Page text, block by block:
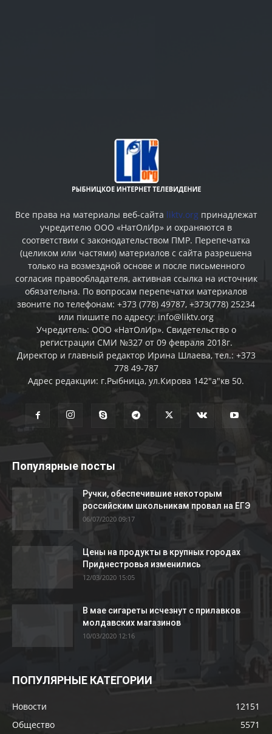
Все права на материалы веб-сайта liktv.org принадлежат
учредителю ООО «НатОлИр» и охраняются в
соответствии с законодательством ПМР. Перепечатка
(целиком или частями) материалов c сайта разрешена
только на возмездной основе и после письменного
согласия правообладателя, активная ссылка на источник
обязательна. По вопросам перепечатки материалов
звоните по телефонам: +373 (778) 49787, +373(778) 25234
или пишите по адресу: info@liktv.org
Учредитель: ООО «НатОлИр». Свидетельство о
регистрации СМИ №327 от 09 февраля 2018г.
Директор и главный редактор Ирина Шлаева, тел.: +373
778 49-787
Адрес редакции: г.Рыбница, ул.Кирова 142"а"кв 50.
Популярные посты
Ручки, обеспечившие некоторым
российским школьникам провал на ЕГЭ
06/07/2020 09:17
Цены на продукты в крупных городах
Приднестровья изменились
12/03/2020 15:05
В мае сигареты исчезнут с прилавков
молдавских магазинов
10/03/2020 12:16
ПОПУЛЯРНЫЕ КАТЕГОРИИ
Новости
12151
Общество
5571